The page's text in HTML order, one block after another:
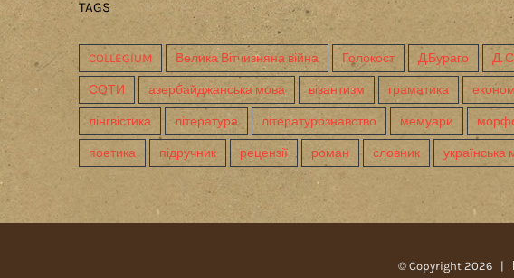
TAGS
COLLEGIUM Велика Вітчизняна війна Голокост Д.Бураго Д.
СОТИ азербайджанська мова візантизм граматика
лінгвістика література літературознавство мемуари
поетика підручник рецензії роман словник українська
© Copyright 2026 |